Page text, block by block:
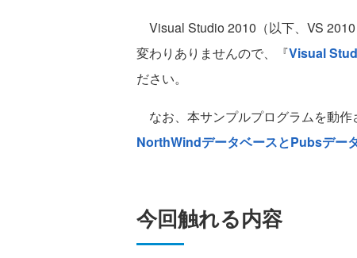
Visual Studio 2010（以下、VS
変わりありませんので、『Visual
ださい。
なお、本サンプルプログラムを動
NorthWindデータベースとPubsデー
今回触れる内容